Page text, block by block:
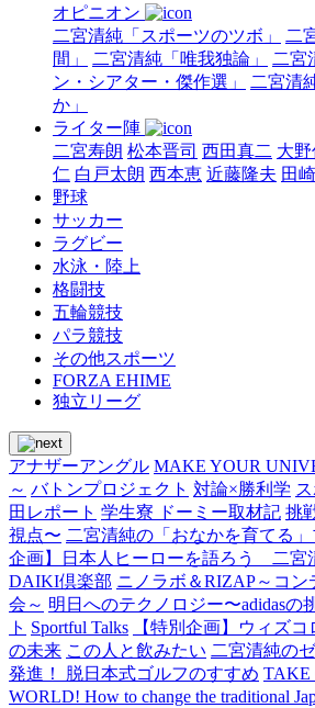
オピニオン
二宮清純「スポーツのツボ」
二
間」
二宮清純「唯我独論」
二宮
ン・シアター・傑作選」
二宮清
か」
ライター陣
二宮寿朗 松本晋司 西田真二 大
仁 白戸太朗 西本恵 近藤隆夫 田
野球
サッカー
ラグビー
水泳・陸上
格闘技
五輪競技
パラ競技
その他スポーツ
FORZA EHIME
独立リーグ
アナザーアングル MAKE YOUR
～ バトンプロジェクト 対論×勝利学
田レポート 学生寮 ドーミー取材記 挑
視点〜 二宮清純の「おなかを育てる」
企画】日本人ヒーローを語ろう 二宮
DAIKI倶楽部 ニノラボ＆RIZAP～コン
会～ 明日へのテクノロジー〜adidasの
ト Sportful Talks
【特別企画】ウィズ
の未来 この人と飲みたい 二宮清純の
発進！ 脱日本式ゴルフのすすめ TAKE
WORLD! How to change the traditional